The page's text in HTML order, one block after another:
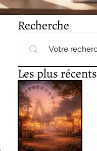
Recherche
Les plus récents